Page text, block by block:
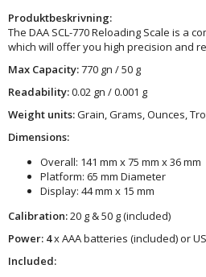
Produktbeskrivning:
The DAA SCL-770 Reloading Scale is a
which will offer you high precision and
Max Capacity:770 gn / 50 g
Readability:0.02 gn / 0.001 g
Weight units:Grain, Grams, Ounces,
Dimensions:
Overall: 141 mm x 75 mm x 36 mm
Platform: 65 mm Diameter
Display: 44 mm x 15 mm
Calibration:20 g & 50 g (included)
Power: 4x AAA batteries (included) or
Included: